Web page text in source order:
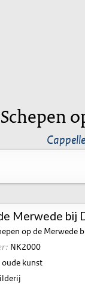
Schepen
Merwede bij
op de Merwede
NK2000
oude kunst